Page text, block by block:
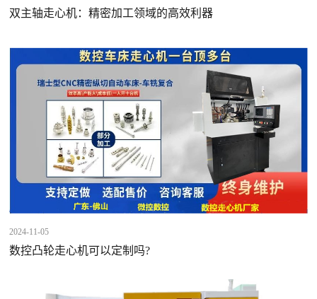
双主轴走心机：精密加工领域的高效利器
2024-11-05
数控凸轮走心机可以定制吗?